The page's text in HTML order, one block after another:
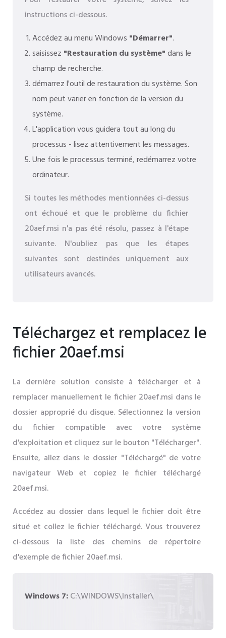
instructions ci-dessous.
Accédez au menu Windows "Démarrer".
saisissez "Restauration du système"dans le
champ de recherche.
démarrez l'outil de restauration du système. Son
nom peut varier en fonction de la version du
système.
L'application vous guidera tout au long du
processus - lisez attentivement les messages.
Une fois le processus terminé, redémarrez votre
ordinateur.
Si toutes les méthodes mentionnées ci-dessus
ont échoué et que le problème du fichier
20aef.msi n'a pas été résolu, passez à l'étape
suivante. N'oubliez pas que les étapes
suivantes sont destinées uniquement aux
utilisateurs avancés.
Téléchargez et remplacez le
fichier 20aef.msi
La dernière solution consiste à télécharger et à
remplacer manuellement le fichier 20aef.msi dans le
dossier approprié du disque. Sélectionnez la version
du fichier compatible avec votre système
d'exploitation et cliquez sur le bouton "Télécharger".
Ensuite, allez dans le dossier "Téléchargé" de votre
navigateur Web et copiez le fichier téléchargé
20aef.msi.
Accédez au dossier dans lequel le fichier doit être
situé et collez le fichier téléchargé. Vous trouverez
ci-dessous la liste des chemins de répertoire
d'exemple de fichier 20aef.msi.
Windows 7:C:\WINDOWS\Installer\